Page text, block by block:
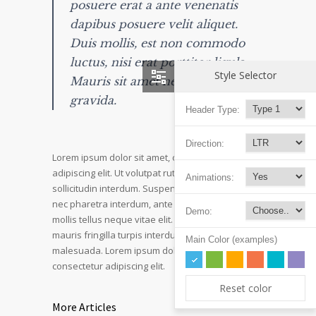
posuere erat a ante venenatis
dapibus posuere velit aliquet.
Duis mollis, est non commodo
luctus, nisi erat porttitor ligula.
Mauris sit amet neque nec nunc
gravida.
Lorem ipsum dolor sit amet, consectetur
adipiscing elit. Ut volutpat rutrum eros amet
sollicitudin interdum. Suspendisse pulvinar, velit
nec pharetra interdum, ante tellus ornare mi, et
mollis tellus neque vitae elit. Mauris adipiscing
mauris fringilla turpis interdum sed pulvinar nisi
malesuada. Lorem ipsum dolor sit amet,
consectetur adipiscing elit.
More Articles
Style Selector
Header Type:
Direction:
Animations:
Demo:
Main Color (examples)
Reset color